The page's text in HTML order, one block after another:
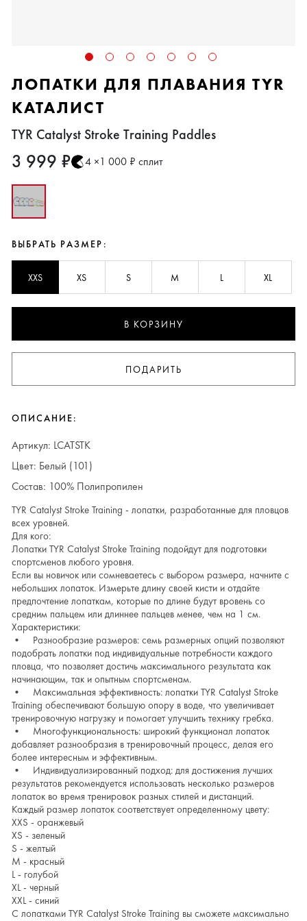
ЛОПАТКИ ДЛЯ ПЛАВАНИЯ TYR
КАТАЛИСТ
TYR Catalyst Stroke Training Paddles
3 999 ₽ 4 ×1 000 ₽ сплит
ВЫБРАТЬ РАЗМЕР:
XXS XS S M L XL
В КОРЗИНУ
ПОДАРИТЬ
ОПИСАНИЕ:
Артикул: LCATSTK
Цвет: Белый (101)
Состав: 100% Полипропилен
TYR Catalyst Stroke Training - лопатки, разработанные для пловцов
всех уровней.
Для кого:
Лопатки TYR Catalyst Stroke Training подойдут для подготовки
спортсменов любого уровня.
Если вы новичок или сомневаетесь с выбором размера, начните с
небольших лопаток. Измерьте длину своей кисти и отдайте
предпочтение лопаткам, которые по длине будут вровень со
средним пальцем или длиннее пальцев менее, чем на 1 см.
Характеристики:
• Разнообразие размеров: семь размерных опций позволяют
подобрать лопатки под индивидуальные потребности каждого
пловца, что позволяет достичь максимального результата как
начинающим, так и опытным спортсменам.
• Максимальная эффективность: лопатки TYR Catalyst Stroke
Training обеспечивают большую опору в воде, что увеличивает
тренировочную нагрузку и помогает улучшить технику гребка.
• Многофункциональность: широкий функционал лопаток
добавляет разнообразия в тренировочный процесс, делая его
более интересным и эффективным.
• Индивидуализированный подход: для достижения лучших
результатов рекомендуется использовать несколько размеров
лопаток во время тренировок разных стилей и дистанций.
Каждый размер лопаток соответствует определенному цвету:
XXS - оранжевый
XS - зеленый
S - желтый
M - красный
L - голубой
XL - черный
XXL - синий
С лопатками TYR Catalyst Stroke Training вы сможете максимально